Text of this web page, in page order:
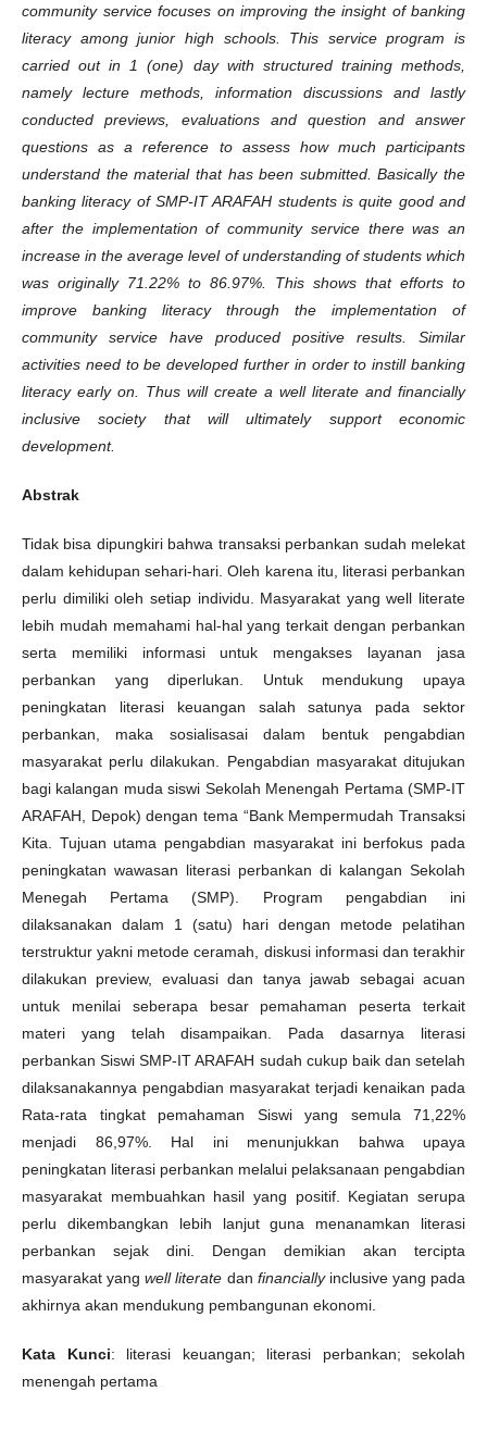
community service focuses on improving the insight of banking
literacy among junior high schools. This service program is
carried out in 1 (one) day with structured training methods,
namely lecture methods, information discussions and lastly
conducted previews, evaluations and question and answer
questions as a reference to assess how much participants
understand the material that has been submitted. Basically the
banking literacy of SMP-IT ARAFAH students is quite good and
after the implementation of community service there was an
increase in the average level of understanding of students which
was originally 71.22% to 86.97%. This shows that efforts to
improve banking literacy through the implementation of
community service have produced positive results. Similar
activities need to be developed further in order to instill banking
literacy early on. Thus will create a well literate and financially
inclusive society that will ultimately support economic
development.
Abstrak
Tidak bisa dipungkiri bahwa transaksi perbankan sudah melekat
dalam kehidupan sehari-hari. Oleh karena itu, literasi perbankan
perlu dimiliki oleh setiap individu. Masyarakat yang well literate
lebih mudah memahami hal-hal yang terkait dengan perbankan
serta memiliki informasi untuk mengakses layanan jasa
perbankan yang diperlukan. Untuk mendukung upaya
peningkatan literasi keuangan salah satunya pada sektor
perbankan, maka sosialisasai dalam bentuk pengabdian
masyarakat perlu dilakukan. Pengabdian masyarakat ditujukan
bagi kalangan muda siswi Sekolah Menengah Pertama (SMP-IT
ARAFAH, Depok) dengan tema “Bank Mempermudah Transaksi
Kita. Tujuan utama pengabdian masyarakat ini berfokus pada
peningkatan wawasan literasi perbankan di kalangan Sekolah
Menegah Pertama (SMP). Program pengabdian ini
dilaksanakan dalam 1 (satu) hari dengan metode pelatihan
terstruktur yakni metode ceramah, diskusi informasi dan terakhir
dilakukan preview, evaluasi dan tanya jawab sebagai acuan
untuk menilai seberapa besar pemahaman peserta terkait
materi yang telah disampaikan. Pada dasarnya literasi
perbankan Siswi SMP-IT ARAFAH sudah cukup baik dan setelah
dilaksanakannya pengabdian masyarakat terjadi kenaikan pada
Rata-rata tingkat pemahaman Siswi yang semula 71,22%
menjadi 86,97%. Hal ini menunjukkan bahwa upaya
peningkatan literasi perbankan melalui pelaksanaan pengabdian
masyarakat membuahkan hasil yang positif. Kegiatan serupa
perlu dikembangkan lebih lanjut guna menanamkan literasi
perbankan sejak dini. Dengan demikian akan tercipta
masyarakat yangwell literate dan financiallyinclusive yang pada
akhirnya akan mendukung pembangunan ekonomi.
Kata Kunci: literasi keuangan; literasi perbankan; sekolah
menengah pertama